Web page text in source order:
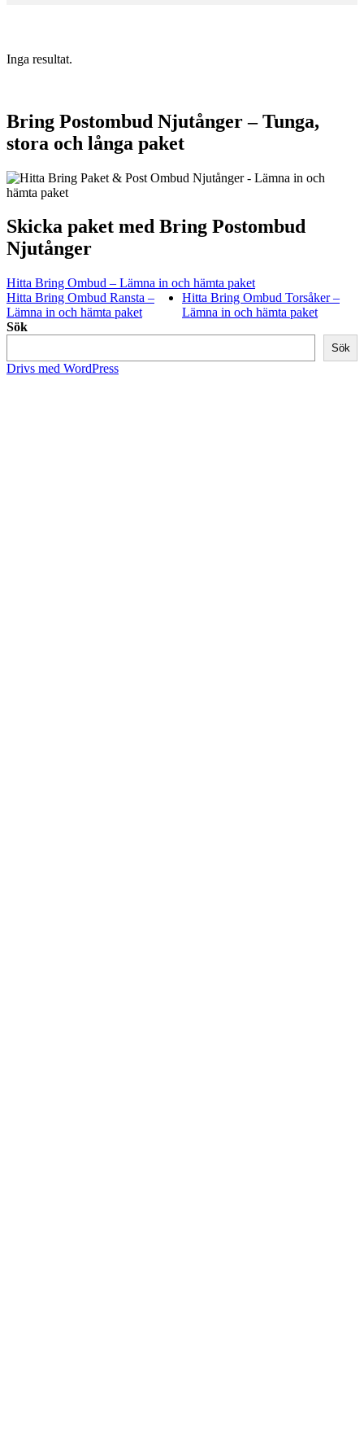
Inga resultat.
Bring Postombud Njutånger – Tunga,
stora och långa paket
Skicka paket med Bring Postombud
Njutånger
Hitta Bring Ombud – Lämna in och hämta paket
Hitta Bring Ombud Ransta –
Lämna in och hämta paket
Hitta Bring Ombud Torsåker –
Lämna in och hämta paket
Sök
Sök
Drivs med WordPress